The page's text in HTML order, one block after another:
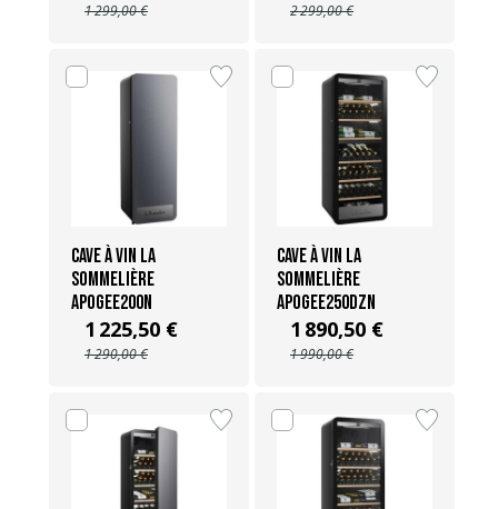
1 299,00 € 2 299,00 €
Cave à vin La
Sommelière
APOGEE200N
1 225,50 €
1 290,00 €
Cave à vin La
Sommelière
APOGEE250DZN
1 890,50 €
1 990,00 €